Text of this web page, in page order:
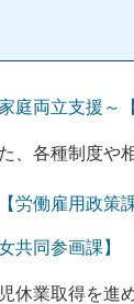
庭両立支援～
各種制度や
労働雇用政策課
共同参画課】
業取得を進